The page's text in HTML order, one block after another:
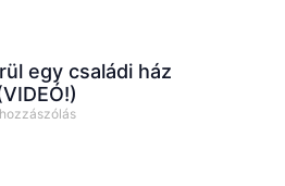
egy családi ház